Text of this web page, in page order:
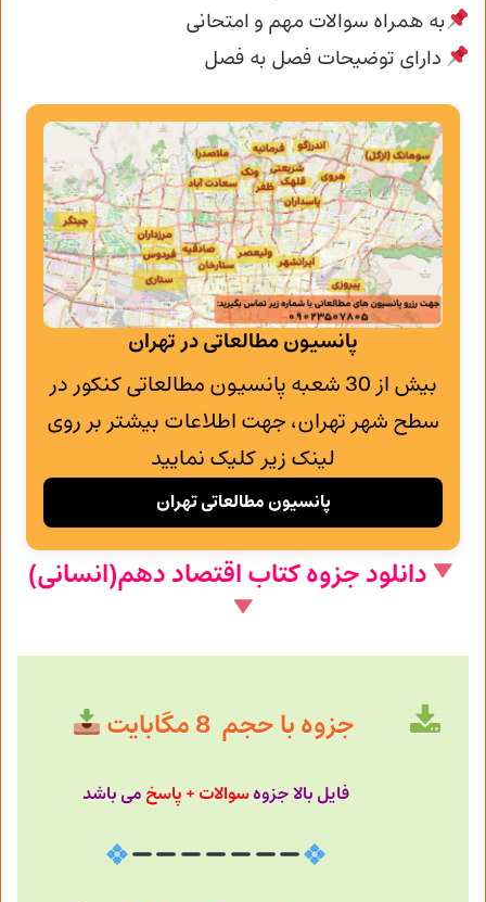
به همراه سوالات مهم و امتحانی
دارای توضیحات فصل به فصل
پانسیون مطالعاتی در تهران
بیش از 30 شعبه پانسیون مطالعاتی کنکور در
سطح شهر تهران، جهت اطلاعات بیشتر بر روی
لینک زیر کلیک نمایید
پانسیون مطالعاتی تهران
دانلود جزوه کتاب اقتصاد دهم(انسانی)
جزوه با حجم 8 مگابایت
فایل بالا جزوهسوالات + پاسخ می باشد